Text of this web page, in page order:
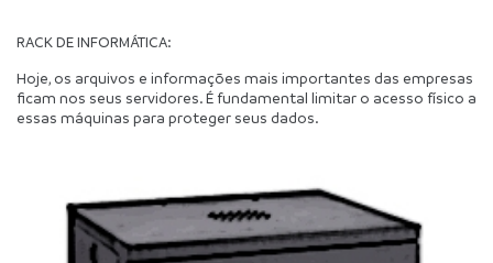
RACK DE INFORMÁTICA:
Hoje, os arquivos e informações mais importantes das empresas
ficam nos seus servidores. É fundamental limitar o acesso físico a
essas máquinas para proteger seus dados.